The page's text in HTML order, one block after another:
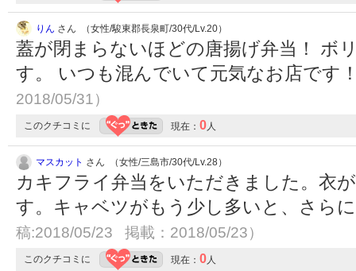
りん さん （女性/駿東郡長泉町/30代/Lv.20）
蓋が閉まらないほどの唐揚げ弁当！ ボ
す。 いつも混んでいて元気なお店です
2018/05/31）
このクチコミに 現在： 0人
マスカット さん （女性/三島市/30代/Lv.28）
カキフライ弁当をいただきました。衣
す。キャベツがもう少し多いと、さら
稿:2018/05/23 掲載：2018/05/23）
このクチコミに 現在： 0人